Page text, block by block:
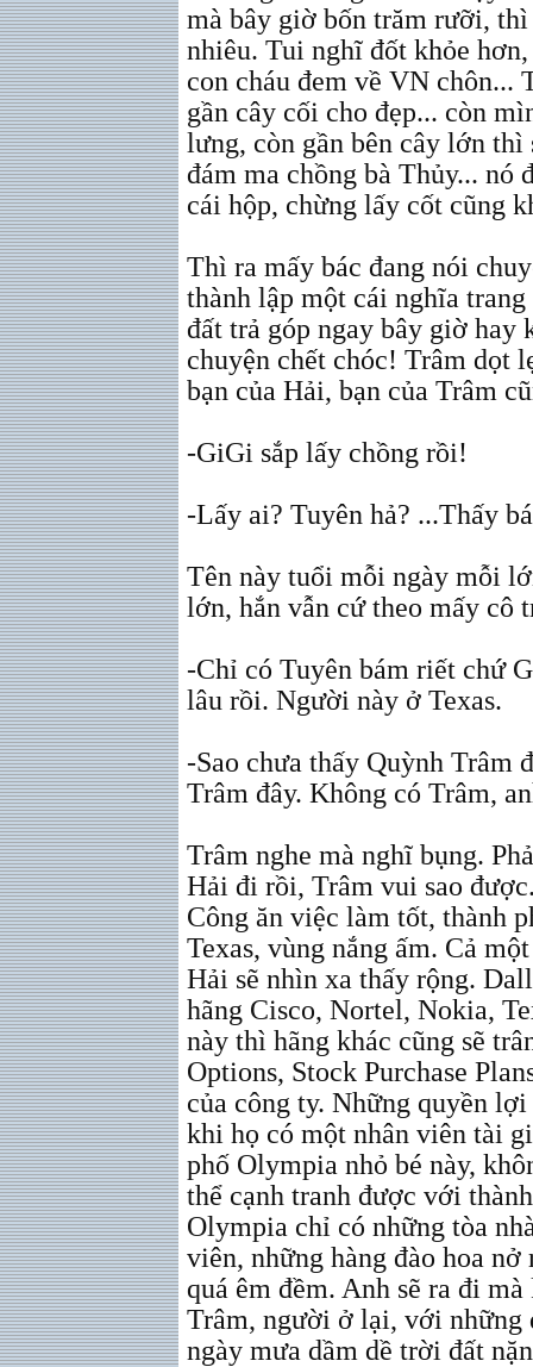
mà bây giờ bốn trăm rưỡi,
nhiêu. Tui nghĩ đốt khỏe
con cháu đem về VN
gần cây cối cho đẹp... còn
lưng, còn gần bên cây lớn
đám ma chồng bà Thủy... nó
cái hộp, chừng lấy cốt cũng
Thì ra mấy bác đang nói
thành lập một cái nghĩa
đất trả góp ngay bây giờ
chuyện chết chóc! Trâm dọt
bạn của Hải, bạn của Trâm
-GiGi sắp lấy chồng rồi!
-Lấy ai? Tuyên hả? ...Thấy
Tên này tuổi mỗi ngày mỗi
lớn, hắn vẫn cứ theo mấy cô
-Chỉ có Tuyên bám riết chứ
lâu rồi. Người này ở Texas.
-Sao chưa thấy Quỳnh Trâm
Trâm đây. Không có Trâm,
Trâm nghe mà nghĩ bụng.
Hải đi rồi, Trâm vui sao
Công ăn việc làm tốt, thành
Texas, vùng nắng ấm. Cả
Hải sẽ nhìn xa thấy rộng.
hãng Cisco, Nortel, Nokia,
này thì hãng khác cũng sẽ
Options, Stock Purchase
của công ty. Những quyền
khi họ có một nhân viên tài
phố Olympia nhỏ bé này,
thể cạnh tranh được với
Olympia chỉ có những tòa
viên, những hàng đào hoa
quá êm đềm. Anh sẽ ra đi
Trâm, người ở lại, với những
ngày mưa dầm dề trời đất